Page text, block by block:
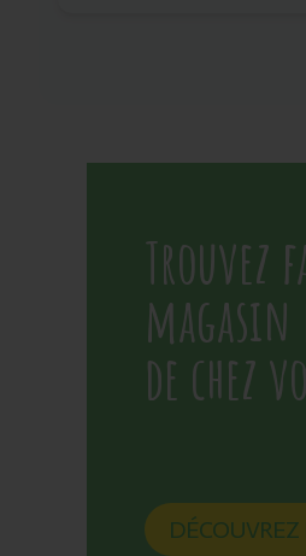
Trouvez
magasin
de chez
DÉCOUVREZ